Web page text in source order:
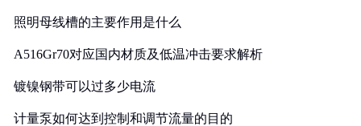
照明母线槽的主要作用是什么
A516Gr70对应国内材质及低温冲击要求解析
镀镍钢带可以过多少电流
计量泵如何达到控制和调节流量的目的